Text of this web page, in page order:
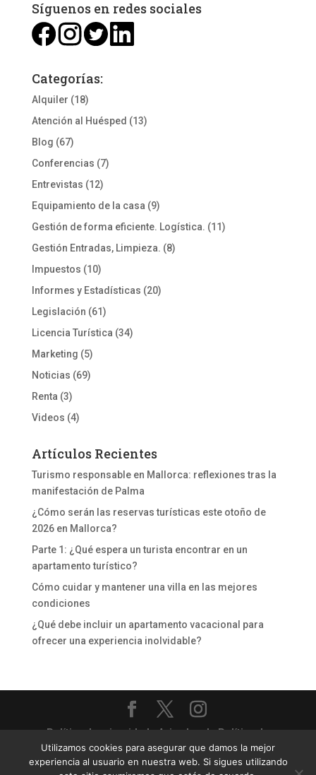
Síguenos en redes sociales
Categorías:
Alquiler (18)
Atención al Huésped (13)
Blog (67)
Conferencias (7)
Entrevistas (12)
Equipamiento de la casa (9)
Gestión de forma eficiente. Logística. (11)
Gestión Entradas, Limpieza. (8)
Impuestos (10)
Informes y Estadísticas (20)
Legislación (61)
Licencia Turística (34)
Marketing (5)
Noticias (69)
Renta (3)
Videos (4)
Artículos Recientes
Turismo responsable en Mallorca: reflexiones tras la
manifestación de Palma
¿Cómo serán las reservas turísticas este otoño de
2026 en Mallorca?
Parte 1: ¿Qué espera un turista encontrar en un
apartamento turístico?
Cómo cuidar y mantener una villa en las mejores
condiciones
¿Qué debe incluir un apartamento vacacional para
ofrecer una experiencia inolvidable?
Política de privacidad Aviso legal
Política de
cookies
Priority Villas & Apartments - Gestión completa de
Utilizamos cookies para asegurar que damos la mejor
experiencia al usuario en nuestra web. Si sigues utilizando